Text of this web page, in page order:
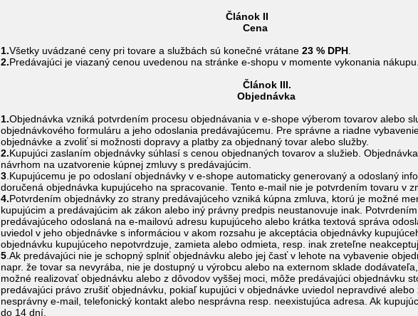
Článok II
Cena
1.Všetky uvádzané ceny pri tovare a službách sú konečné vrátane 23 % DPH
2.Predávajúci je viazaný cenou uvedenou na stránke e-shopu v momente vykonania nákupu.
Článok III.
Objednávka
1.Objednávka vzniká potvrdením procesu objednávania v e-shope výberom tovarov alebo
objednávkového formuláru a jeho odoslania predávajúcemu. Pre správne a riadne
objednávke a zvoliť si možnosti dopravy a platby za objednaný tovar alebo služby.
2.Kupujúci zaslaním objednávky súhlasí s cenou objednaných tovarov a služieb.
návrhom na uzatvorenie kúpnej zmluvy s predávajúcim.
3 .Kupujúcemu je po odoslaní objednávky v e-shope automaticky generovaný a odoslaný
doručená objednávka kupujúceho na spracovanie. Tento e-mail nie je potvrdením tovaru v
4.Potvrdením objednávky zo strany predávajúceho vzniká kúpna zmluva, ktorú je možné
kupujúcim a predávajúcim ak zákon alebo iný právny predpis neustanovuje inak.
predávajúceho odoslaná na e-mailovú adresu kupujúceho alebo krátka textová správa
uviedol v jeho objednávke s informáciou v akom rozsahu je akceptácia objednávky
objednávku kupujúceho nepotvrdzuje, zamieta alebo odmieta, resp. inak zreteľne
5 .Ak predávajúci nie je schopný splniť objednávku alebo jej časť v lehote na vybavenie
napr. že tovar sa nevyrába, nie je dostupný u výrobcu alebo na externom sklade
možné realizovať objednávku alebo z dôvodov vyššej moci, môže predávajúci objednávku
predávajúci právo zrušiť objednávku, pokiaľ kupujúci v objednávke uviedol nepravdivé
nesprávny e-mail, telefonický kontakt alebo nesprávna resp. neexistujúca adresa. Ak
do 14 dní.